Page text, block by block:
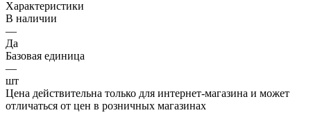
Характеристики
В наличии
—
Да
Базовая единица
—
шт
Цена действительна только для интернет-магазина и может
отличаться от цен в розничных магазинах